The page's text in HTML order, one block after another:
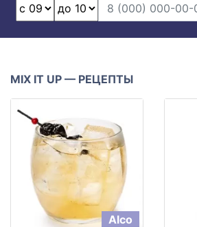
MIX IT UP — РЕЦЕПТЫ
Alco